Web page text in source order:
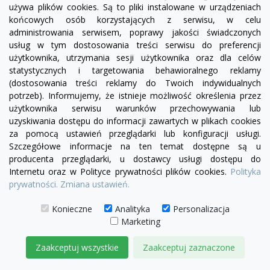
visibility
Sofa modułowa Serena bez boku |element prosty
SL5/SP5
2 515,00 zł
DODAJ DO KOSZYKA
używa plików cookies. Są to pliki instalowane w urządzeniach
końcowych osób korzystających z serwisu, w celu
administrowania serwisem, poprawy jakości świadczonych
usług w tym dostosowania treści serwisu do preferencji
użytkownika, utrzymania sesji użytkownika oraz dla celów
statystycznych i targetowania behawioralnego reklamy
(dostosowania treści reklamy do Twoich indywidualnych
potrzeb). Informujemy, że istnieje możliwość określenia przez
użytkownika serwisu warunków przechowywania lub
uzyskiwania dostępu do informacji zawartych w plikach cookies
za pomocą ustawień przeglądarki lub konfiguracji usługi.
Szczegółowe informacje na ten temat dostępne są u
producenta przeglądarki, u dostawcy usługi dostępu do
Internetu oraz w Polityce prywatności plików cookies. Polityka
prywatności. Zmiana ustawień.
Konieczne Analityka
Personalizacja
Marketing
Zaakceptuj wszystkie Zaakceptuj zaznaczone